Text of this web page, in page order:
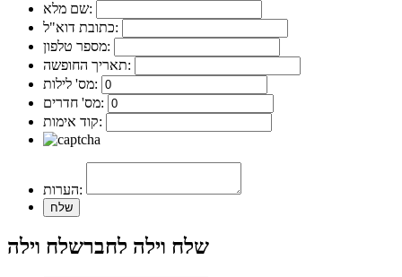
שם מלא:
כתובת דוא"ל:
מספר טלפון:
תאריך החופשה:
מס' לילות:
מס' חדרים:
קוד אימות:
הערות:
שלח וילה לחברשלח וילה